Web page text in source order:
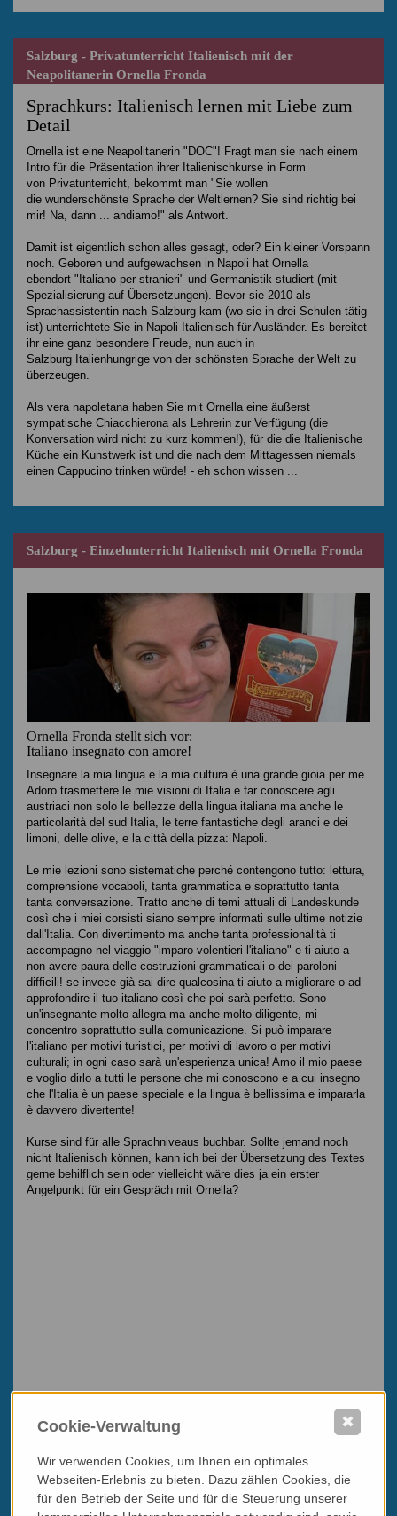
Salzburg - Privatunterricht Italienisch mit der
Neapolitanerin Ornella Fronda
Sprachkurs: Italienisch lernen mit Liebe zum
Detail
Ornella ist eine Neapolitanerin "DOC"! Fragt man sie nach einem
Intro für die Präsentation ihrer Italienischkurse in Form
von Privatunterricht, bekommt man "Sie wollen
die wunderschönste Sprache der Weltlernen? Sie sind richtig bei
mir! Na, dann ... andiamo!" als Antwort.
Damit ist eigentlich schon alles gesagt, oder? Ein kleiner Vorspann
noch. Geboren und aufgewachsen in Napoli hat Ornella
ebendort "Italiano per stranieri" und Germanistik studiert (mit
Spezialisierung auf Übersetzungen). Bevor sie 2010 als
Sprachassistentin nach Salzburg kam (wo sie in drei Schulen tätig
ist) unterrichtete Sie in Napoli Italienisch für Ausländer. Es bereitet
ihr eine ganz besondere Freude, nun auch in
Salzburg Italienhungrige von der schönsten Sprache der Welt zu
überzeugen.
Als vera napoletana haben Sie mit Ornella eine äußerst
sympatische Chiacchierona als Lehrerin zur Verfügung (die
Konversation wird nicht zu kurz kommen!), für die die Italienische
Küche ein Kunstwerk ist und die nach dem Mittagessen niemals
einen Cappucino trinken würde! - eh schon wissen ...
Salzburg - Einzelunterricht Italienisch mit Ornella Fronda
Ornella Fronda stellt sich vor:
Italiano insegnato con amore!
Insegnare la mia lingua e la mia cultura è una grande gioia per me.
Adoro trasmettere le mie visioni di Italia e far conoscere agli
austriaci non solo le bellezze della lingua italiana ma anche le
particolarità del sud Italia, le terre fantastiche degli aranci e dei
limoni, delle olive, e la città della pizza: Napoli.
Le mie lezioni sono sistematiche perché contengono tutto: lettura,
comprensione vocaboli, tanta grammatica e soprattutto tanta
tanta conversazione. Tratto anche di temi attuali di Landeskunde
così che i miei corsisti siano sempre informati sulle ultime notizie
dall'Italia. Con divertimento ma anche tanta professionalità ti
accompagno nel viaggio "imparo volentieri l'italiano" e ti aiuto a
non avere paura delle costruzioni grammaticali o dei paroloni
difficili! se invece già sai dire qualcosina ti aiuto a migliorare o ad
approfondire il tuo italiano così che poi sarà perfetto. Sono
un'insegnante molto allegra ma anche molto diligente, mi
concentro soprattutto sulla comunicazione. Si può imparare
l'italiano per motivi turistici, per motivi di lavoro o per motivi
culturali; in ogni caso sarà un'esperienza unica! Amo il mio paese
e voglio dirlo a tutti le persone che mi conoscono e a cui insegno
che l'Italia è un paese speciale e la lingua è bellissima e impararla
è davvero divertente!
Kurse sind für alle Sprachniveaus buchbar. Sollte jemand noch
nicht Italienisch können, kann ich bei der Übersetzung des Textes
gerne behilflich sein oder vielleicht wäre dies ja ein erster
Angelpunkt für ein Gespräch mit Ornella?
Cookie-Verwaltung
Wir verwenden Cookies, um Ihnen ein optimales
Webseiten-Erlebnis zu bieten. Dazu zählen Cookies, die
für den Betrieb der Seite und für die Steuerung unserer
✖